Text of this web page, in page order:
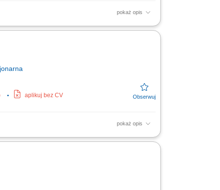
pokaż opis
wprowadzanie oraz modyfikowanie
aplikuj bez CV
pokaż opis
Cię wysoka kultura osobista,